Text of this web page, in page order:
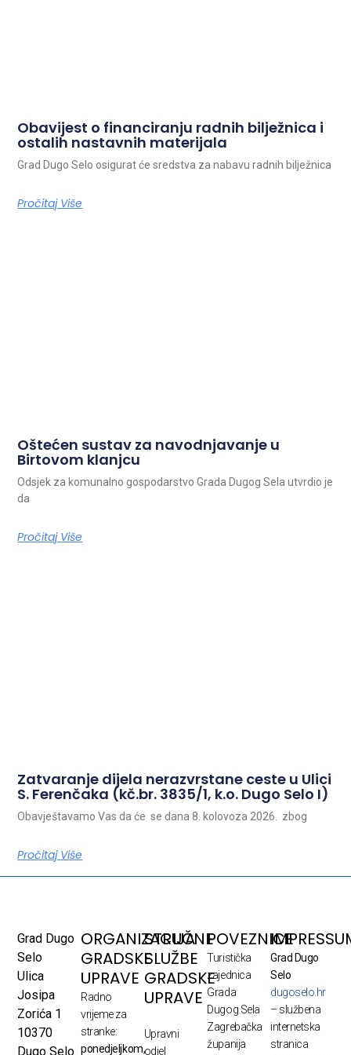
Obavijest o financiranju radnih bilježnica i
ostalih nastavnih materijala
Grad Dugo Selo osigurat će sredstva za nabavu radnih bilježnica
Pročitaj Više
Oštećen sustav za navodnjavanje u
Birtovom klanjcu
Odsjek za komunalno gospodarstvo Grada Dugog Sela utvrdio je
da
Pročitaj Više
Zatvaranje dijela nerazvrstane ceste u Ulici
S. Ferenčaka (kč.br. 3835/1, k.o. Dugo Selo I)
Obavještavamo Vas da će se dana 8. kolovoza 2026. zbog
Pročitaj Više
Grad Dugo
Selo
Ulica
Josipa
Zorića 1
10370
Dugo Selo
ORGANIZACIJA
GRADSKE
UPRAVE
Radno
vrijeme za
stranke:
ponedjeljkom,
STRUČNE
SLUŽBE
GRADSKE
UPRAVE
Upravni
odjel
POVEZNICE
Turistička
zajednica
Grada
Dugog Sela
Zagrebačka
županija
Grad Dugo
Selo
dugoselo.hr
– službena
internetska
stranica